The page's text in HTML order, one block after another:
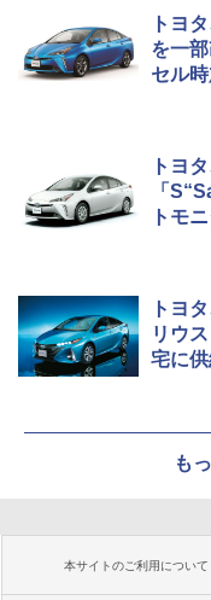
トヨ
を一
セル
トヨ
「
トモ
トヨ
リウ
宅に
も
本サイトのご利用について